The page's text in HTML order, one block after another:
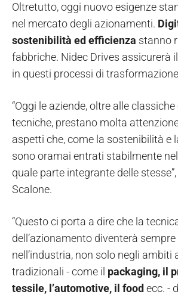
Oltretutto, oggi nuovo esigenze
nel mercato degli azionamenti.
sostenibilità ed efficienza stanno
fabbriche. Nidec Drives assicurerà
in questi processi di
“Oggi le aziende, oltre alle
tecniche, prestano molta
aspetti che, come la sostenibilità e
sono oramai entrati stabilmente
quale parte integrante delle
Scalone.
“Questo ci porta a dire che la
dell’azionamento diventerà
nell’industria, non solo negli ambiti
tradizionali - come il packaging, il
tessile, l’automotive, il food ecc. -